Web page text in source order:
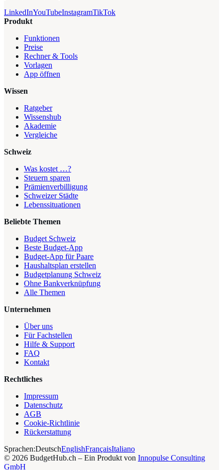
LinkedInYouTubeInstagramTikTok
Produkt
Funktionen
Preise
Rechner & Tools
Vorlagen
App öffnen
Wissen
Ratgeber
Wissenshub
Akademie
Vergleiche
Schweiz
Was kostet …?
Steuern sparen
Prämienverbilligung
Schweizer Städte
Lebenssituationen
Beliebte Themen
Budget Schweiz
Beste Budget-App
Budget-App für Paare
Haushaltsplan erstellen
Budgetplanung Schweiz
Ohne Bankverknüpfung
Alle Themen
Unternehmen
Über uns
Für Fachstellen
Hilfe & Support
FAQ
Kontakt
Rechtliches
Impressum
Datenschutz
AGB
Cookie-Richtlinie
Rückerstattung
Sprachen:DeutschEnglishFrançaisItaliano
© 2026 BudgetHub.ch – Ein Produkt von Innopulse Consulting
GmbH